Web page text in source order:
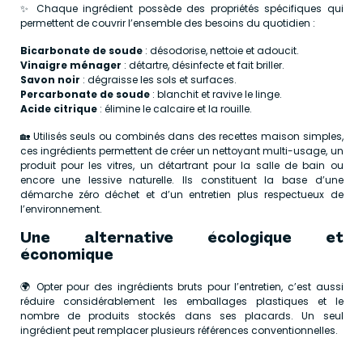
✨ Chaque ingrédient possède des propriétés spécifiques qui
permettent de couvrir l’ensemble des besoins du quotidien :
Bicarbonate de soude: désodorise, nettoie et adoucit.
Vinaigre ménager : détartre, désinfecte et fait briller.
Savon noir : dégraisse les sols et surfaces.
Percarbonate de soude: blanchit et ravive le linge.
Acide citrique: élimine le calcaire et la rouille.
🏡 Utilisés seuls ou combinés dans des recettes maison simples,
ces ingrédients permettent de créer un nettoyant multi-usage, un
produit pour les vitres, un détartrant pour la salle de bain ou
encore une lessive naturelle. Ils constituent la base d’une
démarche zéro déchet et d’un entretien plus respectueux de
l’environnement.
Une alternative écologique et
économique
🌍 Opter pour des ingrédients bruts pour l’entretien, c’est aussi
réduire considérablement les emballages plastiques et le
nombre de produits stockés dans ses placards. Un seul
ingrédient peut remplacer plusieurs références conventionnelles.